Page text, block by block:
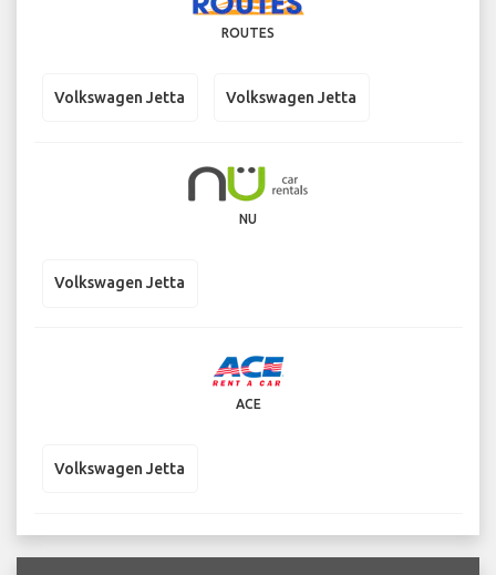
ROUTES
Volkswagen Jetta Volkswagen Jetta
NU
Volkswagen Jetta
ACE
Volkswagen Jetta